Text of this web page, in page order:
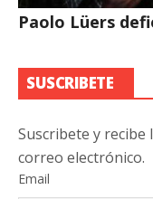
Paolo Lüers
SUSCRIBETE
Suscribete y recibe
correo electrónico.
Email